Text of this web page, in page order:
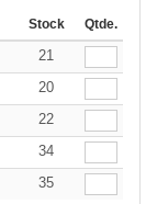
Stock Qtde.
21
20
22
34
35